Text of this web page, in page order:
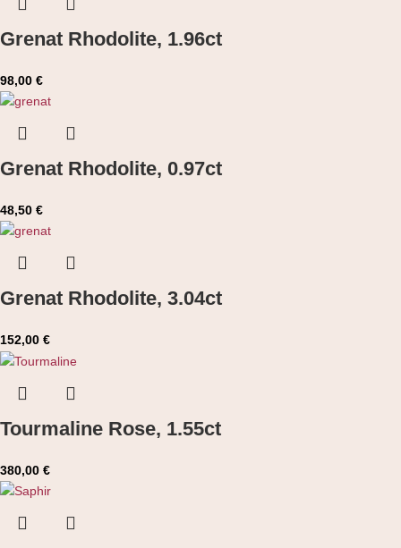
Grenat Rhodolite, 1.96ct
98,00 €
Grenat Rhodolite, 0.97ct
48,50 €
Grenat Rhodolite, 3.04ct
152,00 €
Tourmaline Rose, 1.55ct
380,00 €